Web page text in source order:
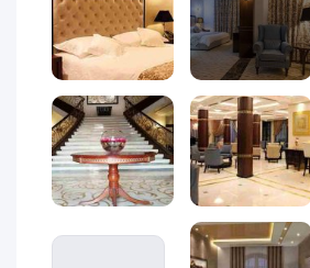
متفاوت و دلپذیر را برای مهمانان
هتل سورینت مریم فعالیت خود را از سال ۱۳۸۳ آغاز کرد؛ زمانی که
از مقاصد مهم گردشگری ایران تبدیل
اقامتی سطح بالا در فضایی لوکس و
اروپایی طراحی شد. در سال ۱۳۹۲، با انجام یک بازسازی اساسی،
و بخش‌های مختلف مانند اتاق‌ها، لابی و
روز تجهیز شدند تا مهمانان تجربه‌ای